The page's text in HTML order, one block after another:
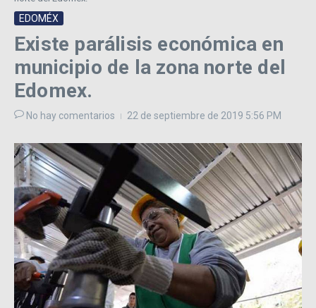
EDOMÉX
Existe parálisis económica en
municipio de la zona norte del
Edomex.
No hay comentarios 22 de septiembre de 2019 5:56 PM